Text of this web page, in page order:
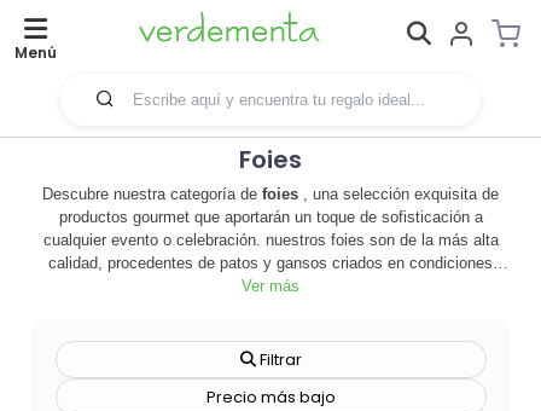
Menú
Foies
Descubre nuestra categoría de foies , una selección exquisita de
productos gourmet que aportarán un toque de sofisticación a
cualquier evento o celebración. nuestros foies son de la más alta
calidad, procedentes de patos y gansos criados en condiciones
óptimas para garantizar un sabor y textura inigualables. 🦆🍴 son el
aportando un valor añadido a tu marca. además, ofrecemos la
posibilidad de personalizar la presentación de nuestros foies, para
que puedas transmitir la esencia de tu empresa de una manera
Ver más
Filtrar
Precio más bajo